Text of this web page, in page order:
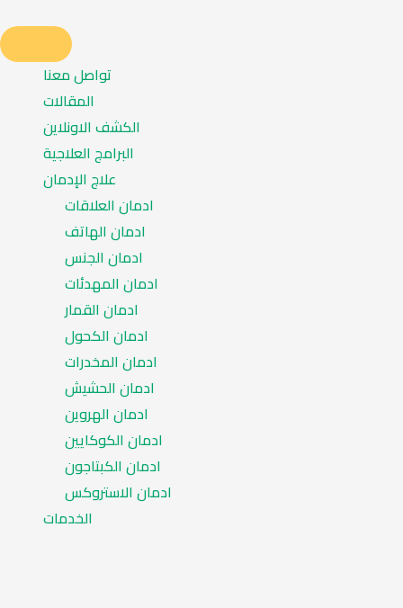
تواصل معنا
المقالات
الكشف الاونلاين
البرامج العلاجية
علاج الإدمان
ادمان العلاقات
ادمان الهاتف
ادمان الجنس
ادمان المهدئات
ادمان القمار
ادمان الكحول
ادمان المخدرات
ادمان الحشيش
ادمان الهروين
ادمان الكوكايين
ادمان الكبتاجون
ادمان الاستروكس
الخدمات